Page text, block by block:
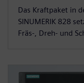
Das Kraftpaket in
SINUMERIK 828
Fräs-, Dreh- und